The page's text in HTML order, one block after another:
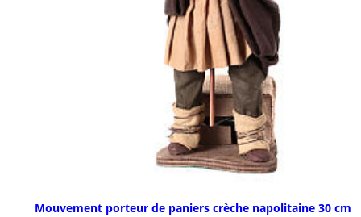
Mouvement porteur de paniers crèche napolitaine 30 cm